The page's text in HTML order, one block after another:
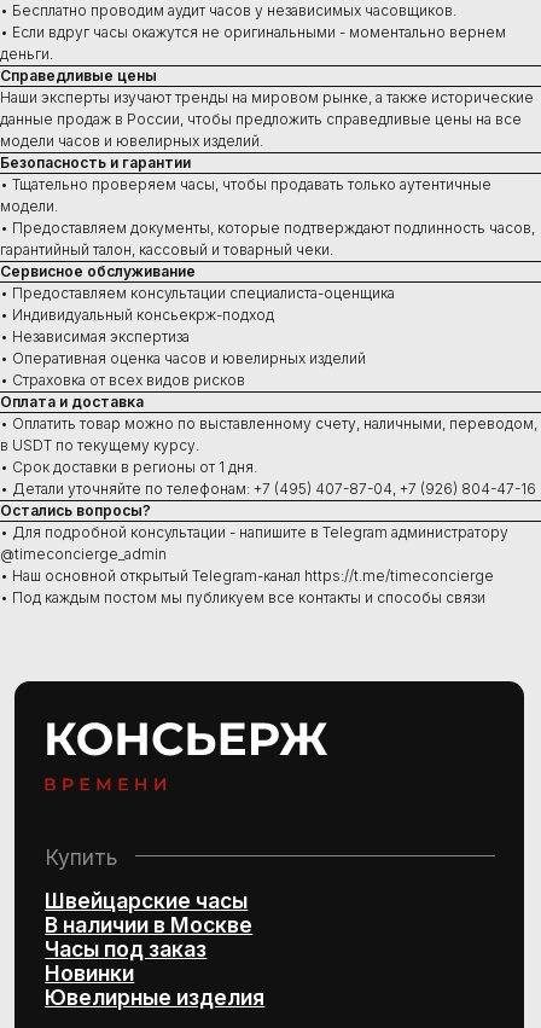
• Бесплатно проводим аудит часов у независимых часовщиков.
• Если вдруг часы окажутся не оригинальными - моментально вернем
деньги.
Справедливые цены
Наши эксперты изучают тренды на мировом рынке, а также исторические
данные продаж в России, чтобы предложить справедливые цены на все
модели часов и ювелирных изделий.
Безопасность и гарантии
• Тщательно проверяем часы, чтобы продавать только аутентичные
модели.
• Предоставляем документы, которые подтверждают подлинность часов,
гарантийный талон, кассовый и товарный чеки.
Сервисное обслуживание
• Предоставляем консультации специалиста-оценщика
• Индивидуальный консьекрж-подход
• Независимая экспертиза
• Оперативная оценка часов и ювелирных изделий
• Страховка от всех видов рисков
Оплата и доставка
• Оплатить товар можно по выставленному счету, наличными, переводом,
в USDT по текущему курсу.
• Срок доставки в регионы от 1 дня.
• Детали уточняйте по телефонам: +7 (495) 407-87-04, +7 (926) 804-47-16
Остались вопросы?
• Для подробной консультации - напишите в Telegram администратору
@timeconcierge_admin
• Наш основной открытый Telegram-канал https://t.me/timeconcierge
• Под каждым постом мы публикуем все контакты и способы связи
Согласие на обработку
персональных данных
Политика конфиденциальности
Купить
Швейцарские часы
В наличии в Москве
Часы под заказ
Новинки
Ювелирные изделия
Сервис
Ремонт часов
Диагностика
Проверка на подлинность
Оценка
Сервисное обслуживание